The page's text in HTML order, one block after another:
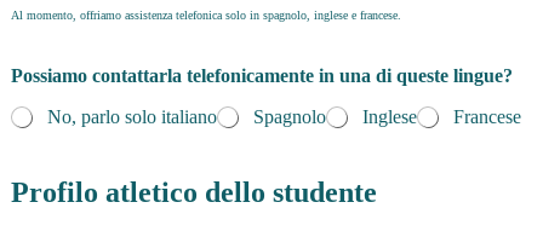
Al momento, offriamo assistenza telefonica solo in spagnolo, inglese e francese.
Possiamo contattarla telefonicamente in una di queste lingue?
No, parlo solo italiano
Spagnolo Inglese Francese
Profilo atletico dello studente